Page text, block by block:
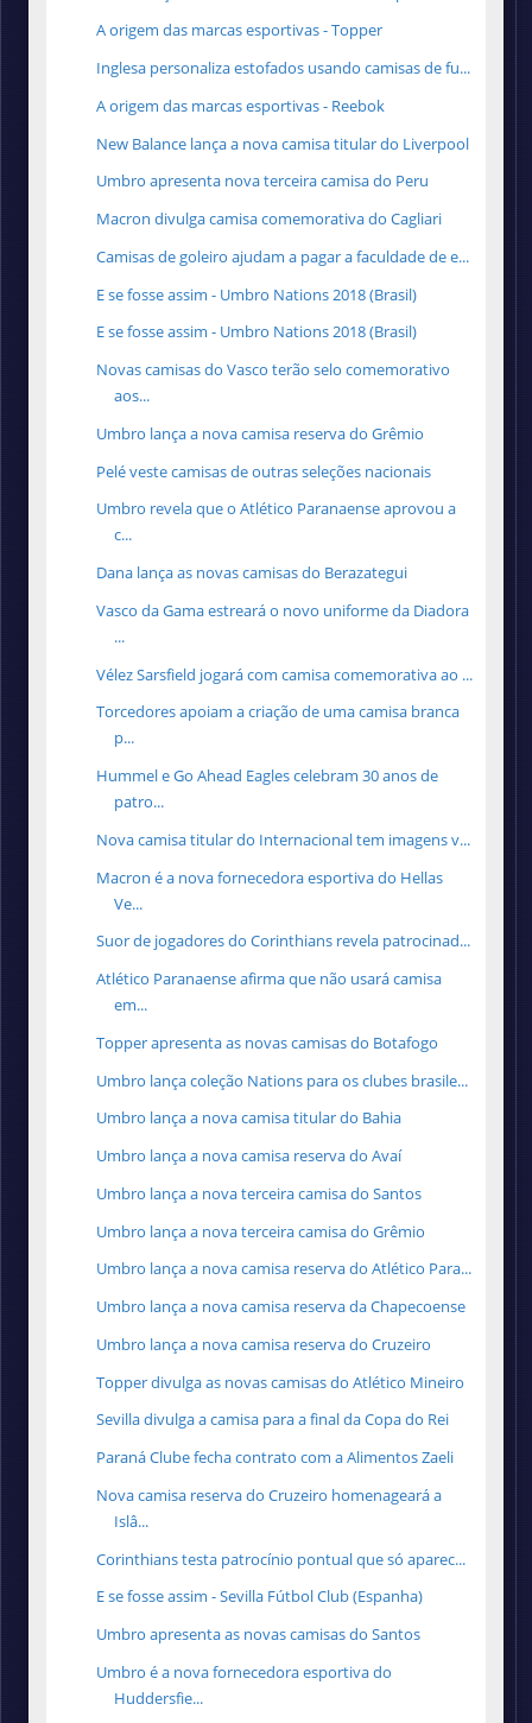
A origem das marcas esportivas - Topper
Inglesa personaliza estofados usando camisas de fu...
A origem das marcas esportivas - Reebok
New Balance lança a nova camisa titular do Liverpool
Umbro apresenta nova terceira camisa do Peru
Macron divulga camisa comemorativa do Cagliari
Camisas de goleiro ajudam a pagar a faculdade de e...
E se fosse assim - Umbro Nations 2018 (Brasil)
E se fosse assim - Umbro Nations 2018 (Brasil)
Novas camisas do Vasco terão selo comemorativo
aos...
Umbro lança a nova camisa reserva do Grêmio
Pelé veste camisas de outras seleções nacionais
Umbro revela que o Atlético Paranaense aprovou a
c...
Dana lança as novas camisas do Berazategui
Vasco da Gama estreará o novo uniforme da Diadora
...
Vélez Sarsfield jogará com camisa comemorativa ao ...
Torcedores apoiam a criação de uma camisa branca
p...
Hummel e Go Ahead Eagles celebram 30 anos de
patro...
Nova camisa titular do Internacional tem imagens v...
Macron é a nova fornecedora esportiva do Hellas
Ve...
Suor de jogadores do Corinthians revela patrocinad...
Atlético Paranaense afirma que não usará camisa
em...
Topper apresenta as novas camisas do Botafogo
Umbro lança coleção Nations para os clubes brasile...
Umbro lança a nova camisa titular do Bahia
Umbro lança a nova camisa reserva do Avaí
Umbro lança a nova terceira camisa do Santos
Umbro lança a nova terceira camisa do Grêmio
Umbro lança a nova camisa reserva do Atlético Para...
Umbro lança a nova camisa reserva da Chapecoense
Umbro lança a nova camisa reserva do Cruzeiro
Topper divulga as novas camisas do Atlético Mineiro
Sevilla divulga a camisa para a final da Copa do Rei
Paraná Clube fecha contrato com a Alimentos Zaeli
Nova camisa reserva do Cruzeiro homenageará a
Islâ...
Corinthians testa patrocínio pontual que só aparec...
E se fosse assim - Sevilla Fútbol Club (Espanha)
Umbro apresenta as novas camisas do Santos
Umbro é a nova fornecedora esportiva do
Huddersfie...